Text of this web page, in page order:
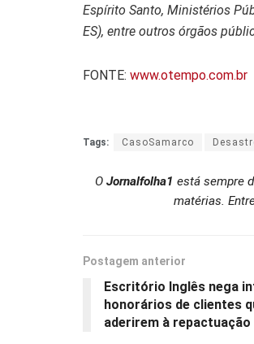
Espírito Santo, Ministérios
ES), entre outros órgãos
FONTE: www.otempo.com.br
Tags: CasoSamarco
O Jornalfolha1 está sempre
matérias.
Postagem anterior
Escritório Inglês nega
honorários de clientes
aderirem à repactuação